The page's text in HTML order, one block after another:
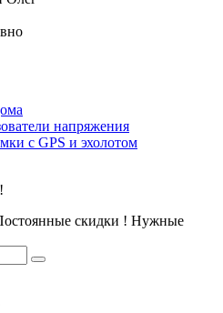
напряжения
с GPS и эхолотом
скидки ! Нужные